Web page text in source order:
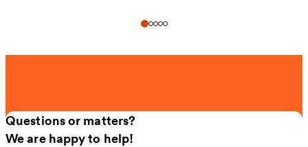
Questions or matters?
We are happy to help!